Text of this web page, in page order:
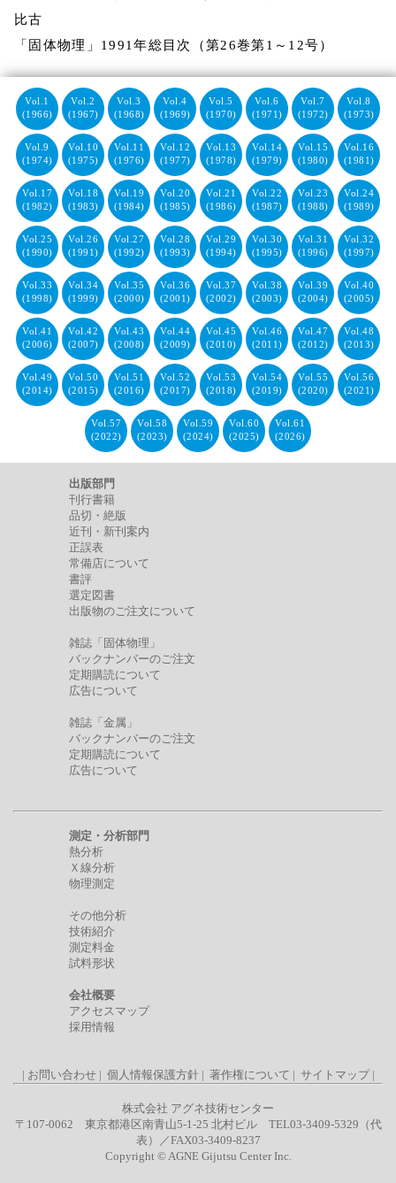
比古
「固体物理」1991年総目次（第26巻第1～12号）
Vol.1
(1966)
Vol.2
(1967)
Vol.3
(1968)
Vol.4
(1969)
Vol.5
(1970)
Vol.6
(1971)
Vol.7
(1972)
Vol.8
(1973)
Vol.9
(1974)
Vol.10
(1975)
Vol.11
(1976)
Vol.12
(1977)
Vol.13
(1978)
Vol.14
(1979)
Vol.15
(1980)
Vol.16
(1981)
Vol.17
(1982)
Vol.18
(1983)
Vol.19
(1984)
Vol.20
(1985)
Vol.21
(1986)
Vol.22
(1987)
Vol.23
(1988)
Vol.24
(1989)
Vol.25
(1990)
Vol.26
(1991)
Vol.27
(1992)
Vol.28
(1993)
Vol.29
(1994)
Vol.30
(1995)
Vol.31
(1996)
Vol.32
(1997)
Vol.33
(1998)
Vol.34
(1999)
Vol.35
(2000)
Vol.36
(2001)
Vol.37
(2002)
Vol.38
(2003)
Vol.39
(2004)
Vol.40
(2005)
Vol.41
(2006)
Vol.42
(2007)
Vol.43
(2008)
Vol.44
(2009)
Vol.45
(2010)
Vol.46
(2011)
Vol.47
(2012)
Vol.48
(2013)
Vol.49
(2014)
Vol.50
(2015)
Vol.51
(2016)
Vol.52
(2017)
Vol.53
(2018)
Vol.54
(2019)
Vol.55
(2020)
Vol.56
(2021)
Vol.57
(2022)
Vol.58
(2023)
Vol.59
(2024)
Vol.60
(2025)
Vol.61
(2026)
出版部門
刊行書籍
品切・絶版
近刊・新刊案内
正誤表
常備店について
書評
選定図書
出版物のご注文について
雑誌「固体物理」
バックナンバーのご注文
定期購読について
広告について
雑誌「金属」
バックナンバーのご注文
定期購読について
広告について
測定・分析部門
熱分析
Ｘ線分析
物理測定
その他分析
技術紹介
測定料金
試料形状
会社概要
アクセスマップ
採用情報
| お問い合わせ| 個人情報保護方針| 著作権について | サイトマップ|
株式会社 アグネ技術センター
〒107-0062 東京都港区南青山5-1-25 北村ビル TEL03-3409-5329（代
表）／FAX03-3409-8237
Copyright © AGNE Gijutsu Center Inc.